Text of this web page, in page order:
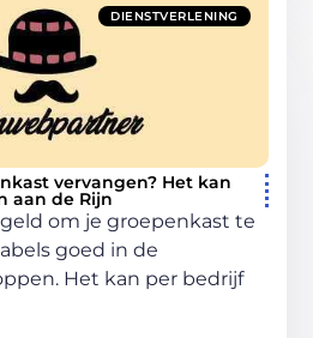
DIENSTVERLENING
vervangen? Het kan
aan de Rijn
om je groepenkast te
goed in de
Het kan per bedrijf